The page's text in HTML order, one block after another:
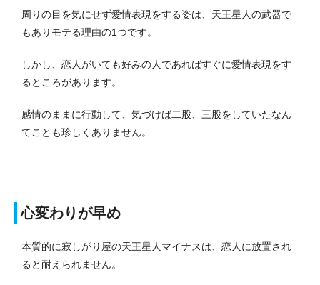
周りの目を気にせず愛情表現をする姿は、天王星人の武器で
もありモテる理由の1つです。
しかし、恋人がいても好みの人であればすぐに愛情表現をす
るところがあります。
感情のままに行動して、気づけば二股、三股をしていたなん
てことも珍しくありません。
心変わりが早め
本質的に寂しがり屋の天王星人マイナスは、恋人に放置され
ると耐えられません。